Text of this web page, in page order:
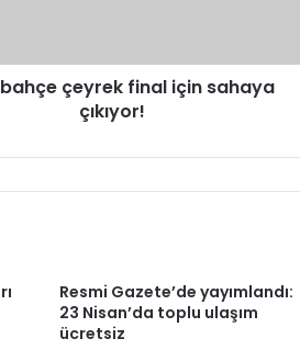
çeyrek final için sahaya
çıkıyor!
Resmi Gazete’de yayımlandı:
23 Nisan’da toplu ulaşım
ücretsiz